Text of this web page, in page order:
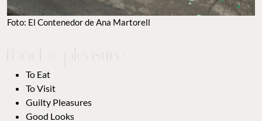
Foto: El Contenedor de Ana Martorell
To Eat
To Visit
Guilty Pleasures
Good Looks